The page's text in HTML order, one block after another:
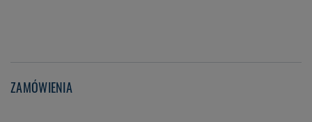
ZAMÓWIENIA